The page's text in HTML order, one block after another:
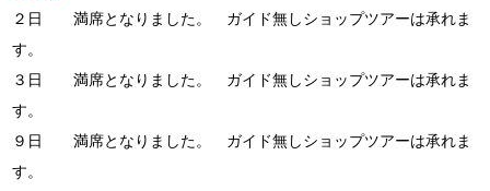
２日 満席となりました。 ガイド無しショップツアーは承れま
す。
３日 満席となりました。 ガイド無しショップツアーは承れま
す。
９日 満席となりました。 ガイド無しショップツアーは承れま
す。